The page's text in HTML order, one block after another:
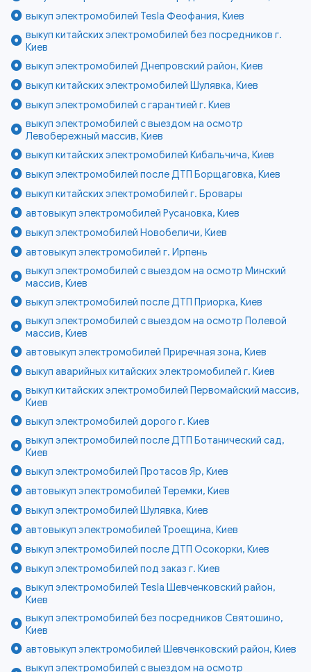
выкуп электромобилей Tesla Феофания, Киев
выкуп китайских электромобилей без посредников г.
Киев
выкуп электромобилей Днепровский район, Киев
выкуп китайских электромобилей Шулявка, Киев
выкуп электромобилей с гарантией г. Киев
выкуп электромобилей с выездом на осмотр
Левобережный массив, Киев
выкуп китайских электромобилей Кибальчича, Киев
выкуп электромобилей после ДТП Борщаговка, Киев
выкуп китайских электромобилей г. Бровары
автовыкуп электромобилей Русановка, Киев
выкуп электромобилей Новобеличи, Киев
автовыкуп электромобилей г. Ирпень
выкуп электромобилей с выездом на осмотр Минский
массив, Киев
выкуп электромобилей после ДТП Приорка, Киев
выкуп электромобилей с выездом на осмотр Полевой
массив, Киев
автовыкуп электромобилей Приречная зона, Киев
выкуп аварийных китайских электромобилей г. Киев
выкуп китайских электромобилей Первомайский массив,
Киев
выкуп электромобилей дорого г. Киев
выкуп электромобилей после ДТП Ботанический сад,
Киев
выкуп электромобилей Протасов Яр, Киев
автовыкуп электромобилей Теремки, Киев
выкуп электромобилей Шулявка, Киев
автовыкуп электромобилей Троещина, Киев
выкуп электромобилей после ДТП Осокорки, Киев
выкуп электромобилей под заказ г. Киев
выкуп электромобилей Tesla Шевченковский район,
Киев
выкуп электромобилей без посредников Святошино,
Киев
автовыкуп электромобилей Шевченковский район, Киев
выкуп электромобилей с выездом на осмотр